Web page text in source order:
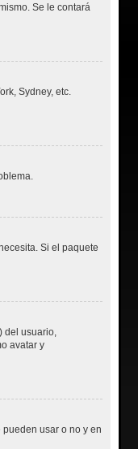
Se le contará
Sydney, etc.
Si el paquete
del usuario,
avatar y
usar o no y en